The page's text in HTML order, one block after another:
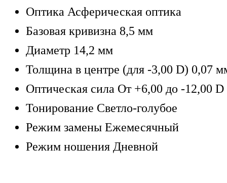
Оптика Асферическая оптика
Базовая кривизна 8,5 мм
Диаметр 14,2 мм
Толщина в центре (для -3,00 D) 0,07
Оптическая сила От +6,00 до -12,00 D
Тонирование Светло-голубое
Режим замены Ежемесячный
Режим ношения Дневной